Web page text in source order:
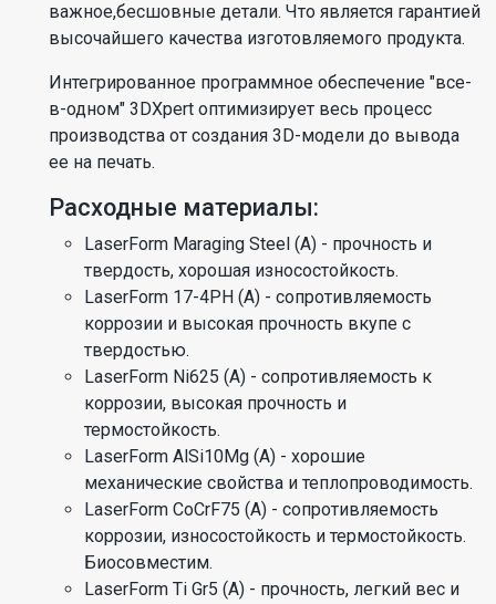
важное,бесшовные детали. Что является гарантией
высочайшего качества изготовляемого продукта.
Интегрированное программное обеспечение "все-
в-одном" 3DXpert оптимизирует весь процесс
производства от создания 3D-модели до вывода
ее на печать.
Расходные материалы:
LaserForm Maraging Steel (A) - прочность и
твердость, хорошая износостойкость.
LaserForm 17-4PH (A) - сопротивляемость
коррозии и высокая прочность вкупе с
твердостью.
LaserForm Ni625 (A) - сопротивляемость к
коррозии, высокая прочность и
термостойкость.
LaserForm AlSi10Mg (A) - хорошие
механические свойства и теплопроводимость.
LaserForm CoCrF75 (A) - сопротивляемость
коррозии, износостойкость и термостойкость.
Биосовместим.
LaserForm Ti Gr5 (A) - прочность, легкий вес и